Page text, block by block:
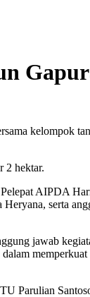
kelompok
2 hektar.
AIPDA
serta
jawab
Parulian